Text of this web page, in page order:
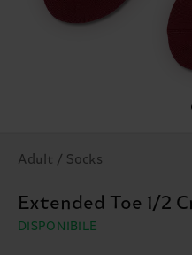
Adult / Socks
Extended Toe 1/2
DISPONIBILE